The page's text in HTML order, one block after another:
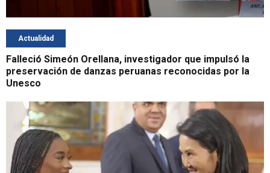
Actualidad
Falleció Simeón Orellana, investigador que impulsó la
preservación de danzas peruanas reconocidas por la
Unesco